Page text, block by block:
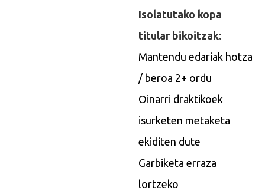
Isolatutako kopa
titular bikoitzak:
Mantendu edariak hotza
/ beroa 2+ ordu
Oinarri draktikoek
isurketen metaketa
ekiditen dute
Garbiketa erraza
lortzeko